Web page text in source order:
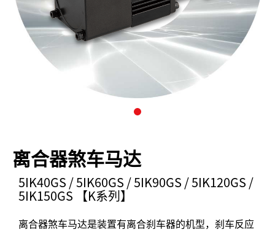
离合器煞车马达
5IK40GS / 5IK60GS / 5IK90GS / 5IK120GS /
5IK150GS 【K系列】
离合器煞车马达是装置有离合刹车器的机型，刹车反应